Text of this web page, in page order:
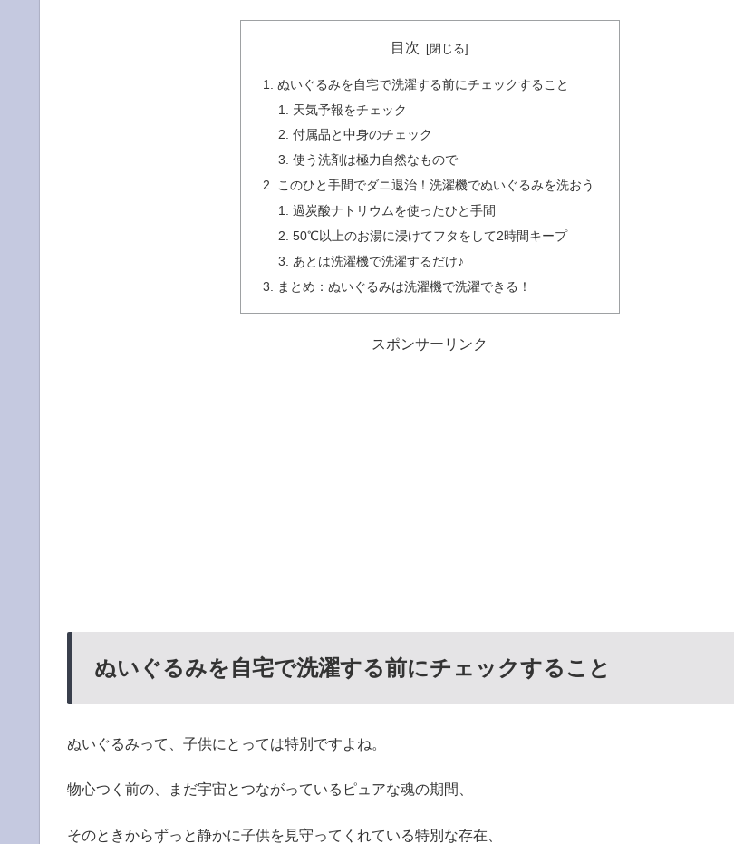
目次
ぬいぐるみを自宅で洗濯する前にチェックすること
天気予報をチェック
付属品と中身のチェック
使う洗剤は極力自然なもので
このひと手間でダニ退治！洗濯機でぬいぐるみを洗おう
過炭酸ナトリウムを使ったひと手間
50℃以上のお湯に浸けてフタをして2時間キープ
あとは洗濯機で洗濯するだけ♪
まとめ：ぬいぐるみは洗濯機で洗濯できる！
スポンサーリンク
ぬいぐるみを自宅で洗濯する前にチェックすること
ぬいぐるみって、子供にとっては特別ですよね。
物心つく前の、まだ宇宙とつながっているピュアな魂の期間、
そのときからずっと静かに子供を見守ってくれている特別な存在、